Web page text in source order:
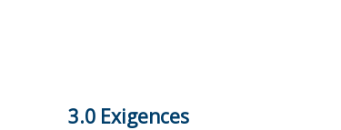
3.0 Exigences